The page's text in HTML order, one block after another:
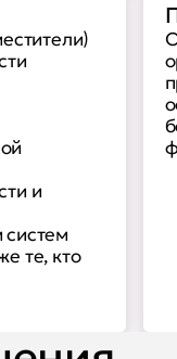
и
систем
те, кто